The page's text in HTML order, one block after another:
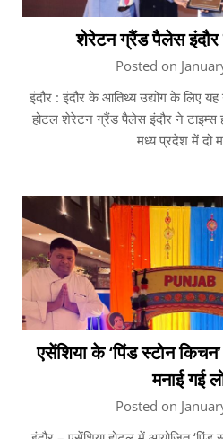
शेरेटन ग्रैंड पैलेस इंदौर
Posted on
इंदौर : इंदौर के आतिथ्य उद्योग के लिए
होटल शेरेटन ग्रैंड पैलेस इंदौर ने टाइम्स
मध्य प्रदेश में दो
एसेंशिया के ‘पिंड स्टोन
मनाई गई
Posted on